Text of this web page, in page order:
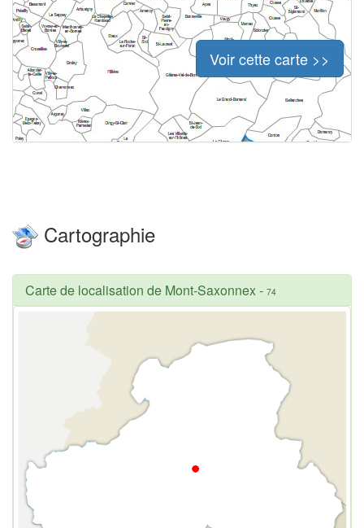
Voir cette carte >>
Cartographie
Carte de localisation de Mont-Saxonnex- 74